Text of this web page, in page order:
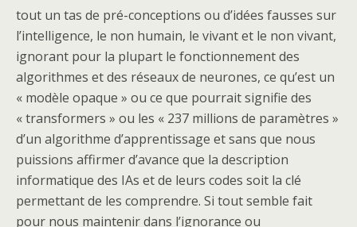
tout un tas de pré-conceptions ou d’idées fausses sur
l’intelligence, le non humain, le vivant et le non vivant,
ignorant pour la plupart le fonctionnement des
algorithmes et des réseaux de neurones, ce qu’est un
« modèle opaque » ou ce que pourrait signifie des
« transformers » ou les « 237 millions de paramètres »
d’un algorithme d’apprentissage et sans que nous
puissions affirmer d’avance que la description
informatique des IAs et de leurs codes soit la clé
permettant de les comprendre. Si tout semble fait
pour nous maintenir dans l’ignorance ou